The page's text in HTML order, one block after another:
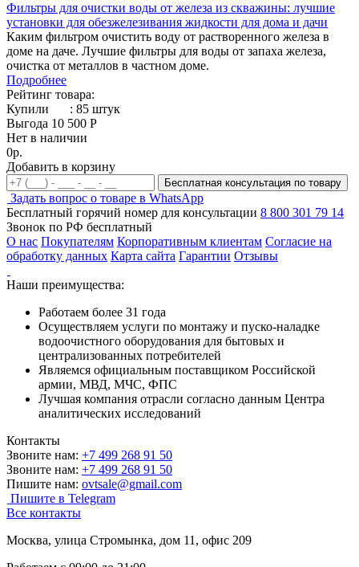
Фильтры для очистки воды от железа из скважины: лучшие
установки для обезжелезивания жидкости для дома и дачи
Каким фильтром очистить воду от растворенного железа в
доме на даче. Лучшие фильтры для воды от запаха железа,
очистка от металлов в частном доме.
Подробнее
Рейтинг товара:
Купили
: 85 штук
Выгода 10 500 Р
Нет в наличии
0р.
Добавить в корзину
Бесплатная консультация по товару
Задать вопрос о товаре в WhatsApp
Бесплатный горячий номер для консультации 8 800 301 79 14
Звонок по РФ бесплатный
О нас Покупателям Корпоративным клиентам Согласие на
обработку данных Карта сайта Гарантии Отзывы
Наши преимущества:
Работаем более 31 года
Осуществляем услуги по монтажу и пуско-наладке
водоочистного оборудования для бытовых и
централизованных потребителей
Являемся официальным поставщиком Российской
армии, МВД, МЧС, ФПС
Лучшая компания отрасли согласно данным Центра
аналитических исследований
Контакты
Звоните нам: +7 499 268 91 50
Звоните нам: +7 499 268 91 50
Пишите нам: ovtsale@gmail.com
Пишите в Telegram
Все контакты
Москва, улица Стромынка, дом 11, офис 209